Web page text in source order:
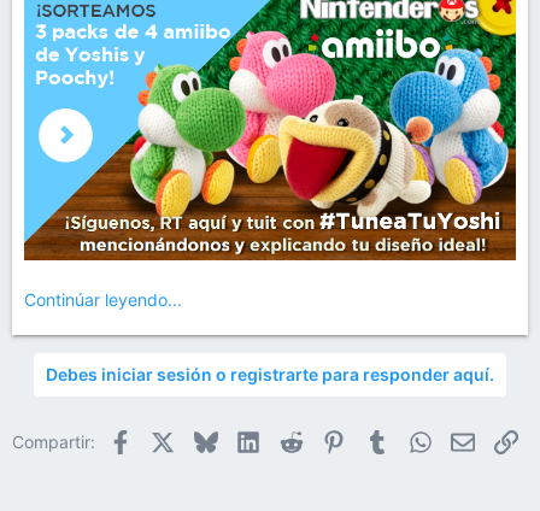
Continúar leyendo...
Debes iniciar sesión o registrarte para responder aquí.
Compartir: Facebook BlueskyLinkedIn
Reddit PinterestTumblrWhatsApp
Email